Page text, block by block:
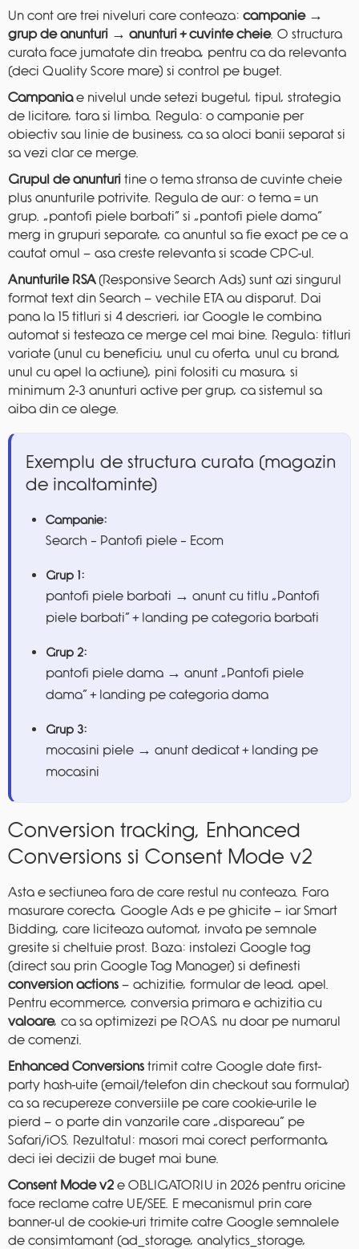
Un cont are trei niveluri care conteaza: campanie →
grup de anunturi → anunturi + cuvinte cheie. O structura
curata face jumatate din treaba, pentru ca da relevanta
(deci Quality Score mare) si control pe buget.
Campaniae nivelul unde setezi bugetul, tipul, strategia
de licitare, tara si limba. Regula: o campanie per
obiectiv sau linie de business, ca sa aloci banii separat si
sa vezi clar ce merge.
Grupul de anunturi tine o tema stransa de cuvinte cheie
plus anunturile potrivite. Regula de aur: o tema = un
grup. „pantofi piele barbati” si „pantofi piele dama”
merg in grupuri separate, ca anuntul sa fie exact pe ce a
cautat omul — asa creste relevanta si scade CPC-ul.
Anunturile RSA(Responsive Search Ads) sunt azi singurul
format text din Search — vechile ETA au disparut. Dai
pana la 15 titluri si 4 descrieri, iar Google le combina
automat si testeaza ce merge cel mai bine. Regula: titluri
variate (unul cu beneficiu, unul cu oferta, unul cu brand,
unul cu apel la actiune), pini folositi cu masura, si
minimum 2-3 anunturi active per grup, ca sistemul sa
aiba din ce alege.
Exemplu de structura curata (magazin
de incaltaminte)
Campanie:
Search – Pantofi piele – Ecom
Grup 1:
pantofi piele barbati → anunt cu titlu „Pantofi
piele barbati” + landing pe categoria barbati
Grup 2:
pantofi piele dama → anunt „Pantofi piele
dama” + landing pe categoria dama
Grup 3:
mocasini piele → anunt dedicat + landing pe
mocasini
Conversion tracking, Enhanced
Conversions si Consent Mode v2
Asta e sectiunea fara de care restul nu conteaza. Fara
masurare corecta, Google Ads e pe ghicite — iar Smart
Bidding, care liciteaza automat, invata pe semnale
gresite si cheltuie prost. Baza: instalezi Google tag
(direct sau prin Google Tag Manager) si definesti
conversion actions — achizitie, formular de lead, apel.
Pentru ecommerce, conversia primara e achizitia cu
valoare, ca sa optimizezi pe ROAS, nu doar pe numarul
de comenzi.
Enhanced Conversions trimit catre Google date first-
party hash-uite (email/telefon din checkout sau formular)
ca sa recupereze conversiile pe care cookie-urile le
pierd — o parte din vanzarile care „dispareau” pe
Safari/iOS. Rezultatul: masori mai corect performanta,
deci iei decizii de buget mai bune.
Consent Mode v2 e OBLIGATORIU in 2026 pentru oricine
face reclame catre UE/SEE. E mecanismul prin care
banner-ul de cookie-uri trimite catre Google semnalele
de consimtamant (ad_storage, analytics_storage,